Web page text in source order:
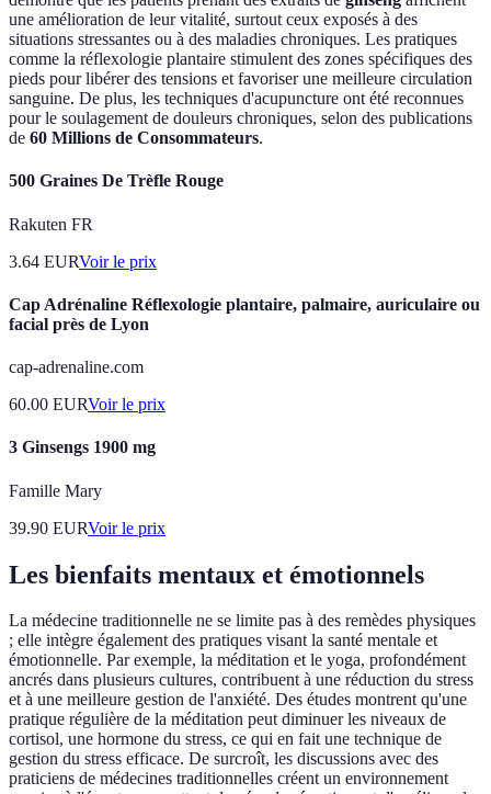
une amélioration de leur vitalité, surtout ceux exposés à des
situations stressantes ou à des maladies chroniques. Les pratiques
comme la réflexologie plantaire stimulent des zones spécifiques des
pieds pour libérer des tensions et favoriser une meilleure circulation
sanguine. De plus, les techniques d'acupuncture ont été reconnues
pour le soulagement de douleurs chroniques, selon des publications
de 60 Millions de Consommateurs.
500 Graines De Trèfle Rouge
Rakuten FR
3.64 EURVoir le prix
Cap Adrénaline Réflexologie plantaire, palmaire, auriculaire ou
facial près de Lyon
cap-adrenaline.com
60.00 EURVoir le prix
3 Ginsengs 1900 mg
Famille Mary
39.90 EURVoir le prix
Les bienfaits mentaux et émotionnels
La médecine traditionnelle ne se limite pas à des remèdes physiques
; elle intègre également des pratiques visant la santé mentale et
émotionnelle. Par exemple, la méditation et le yoga, profondément
ancrés dans plusieurs cultures, contribuent à une réduction du stress
et à une meilleure gestion de l'anxiété. Des études montrent qu'une
pratique régulière de la méditation peut diminuer les niveaux de
cortisol, une hormone du stress, ce qui en fait une technique de
gestion du stress efficace. De surcroît, les discussions avec des
praticiens de médecines traditionnelles créent un environnement